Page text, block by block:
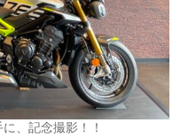
、記念撮影！！